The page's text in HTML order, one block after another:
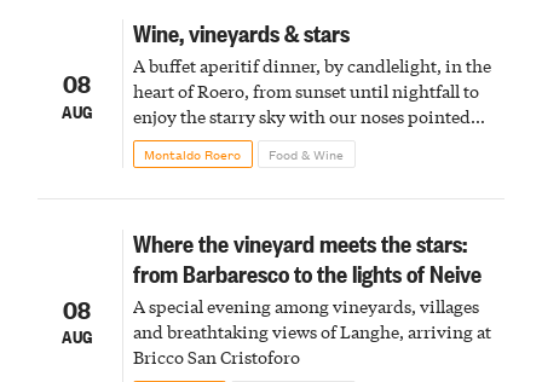
08
AUG
Wine, vineyards & stars
A buffet aperitif dinner, by candlelight, in the
heart of Roero, from sunset until nightfall to
enjoy the starry sky with our noses pointed
upward
Montaldo Roero Food & Wine
08
AUG
Where the vineyard meets the stars:
from Barbaresco to the lights of Neive
A special evening among vineyards, villages
and breathtaking views of Langhe, arriving at
Bricco San Cristoforo